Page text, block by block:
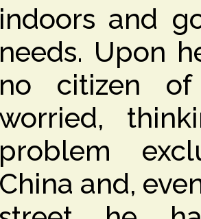
indoors and
needs. Upon
no citizen
problem
China and,